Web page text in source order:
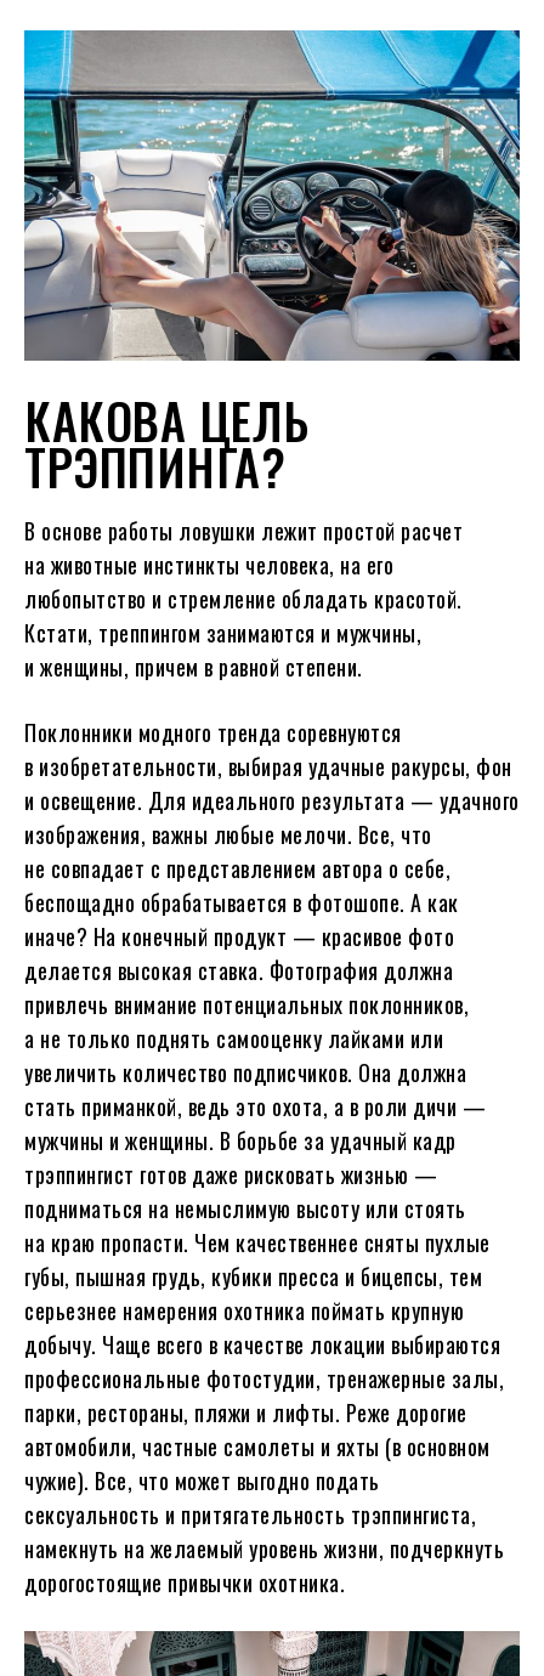
КАКОВА ЦЕЛЬ
ТРЭППИНГА?
В основе работы ловушки лежит простой расчет
на животные инстинкты человека, на его
любопытство и стремление обладать красотой.
Кстати, треппингом занимаются и мужчины,
и женщины, причем в равной степени.
Поклонники модного тренда соревнуются
в изобретательности, выбирая удачные ракурсы, фон
и освещение. Для идеального результата — удачного
изображения, важны любые мелочи. Все, что
не совпадает с представлением автора о себе,
беспощадно обрабатывается в фотошопе. А как
иначе? На конечный продукт — красивое фото
делается высокая ставка. Фотография должна
привлечь внимание потенциальных поклонников,
а не только поднять самооценку лайками или
увеличить количество подписчиков. Она должна
стать приманкой, ведь это охота, а в роли дичи —
мужчины и женщины. В борьбе за удачный кадр
трэппингист готов даже рисковать жизнью —
подниматься на немыслимую высоту или стоять
на краю пропасти. Чем качественнее сняты пухлые
губы, пышная грудь, кубики пресса и бицепсы, тем
серьезнее намерения охотника поймать крупную
добычу. Чаще всего в качестве локации выбираются
профессиональные фотостудии, тренажерные залы,
парки, рестораны, пляжи и лифты. Реже дорогие
автомобили, частные самолеты и яхты (в основном
чужие). Все, что может выгодно подать
сексуальность и притягательность трэппингиста,
намекнуть на желаемый уровень жизни, подчеркнуть
дорогостоящие привычки охотника.